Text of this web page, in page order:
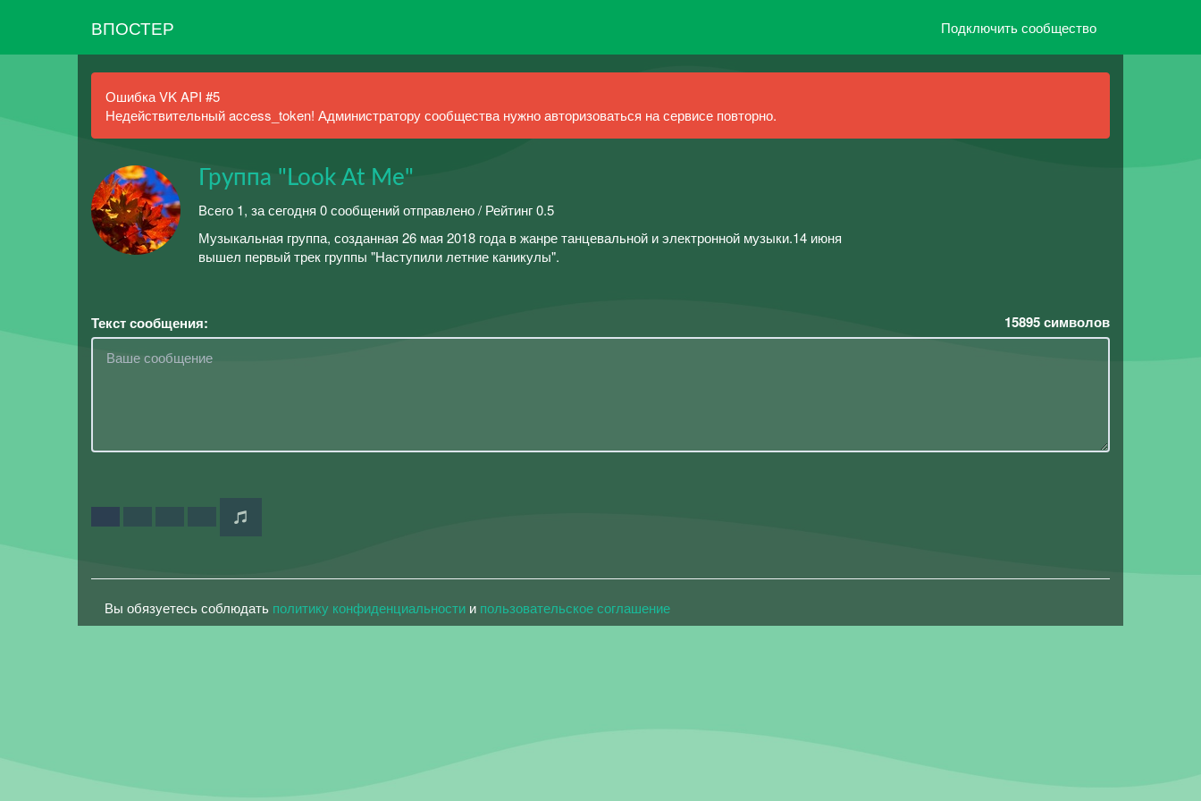
ВПОСТЕР Подключить сообщество
Ошибка VK API #5
Недействительный access_token! Администратору сообщества нужно авторизоваться на сервисе повторно.
Группа "Look At Me"
Всего 1, за сегодня 0 сообщений отправлено / Рейтинг 0.5
Музыкальная группа, созданная 26 мая 2018 года в жанре танцевальной и электронной музыки.14 июня
вышел первый трек группы "Наступили летние каникулы".
Текст сообщения: 15895символов
Вы обязуетесь соблюдать политику конфиденциальности и пользовательское соглашение